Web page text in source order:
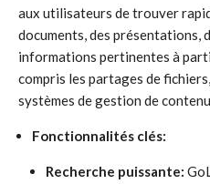
aux utilisateurs de trouver
documents, des présentations,
informations pertinentes à
compris les partages de
systèmes de gestion de
Fonctionnalités clés:
Recherche puissante: